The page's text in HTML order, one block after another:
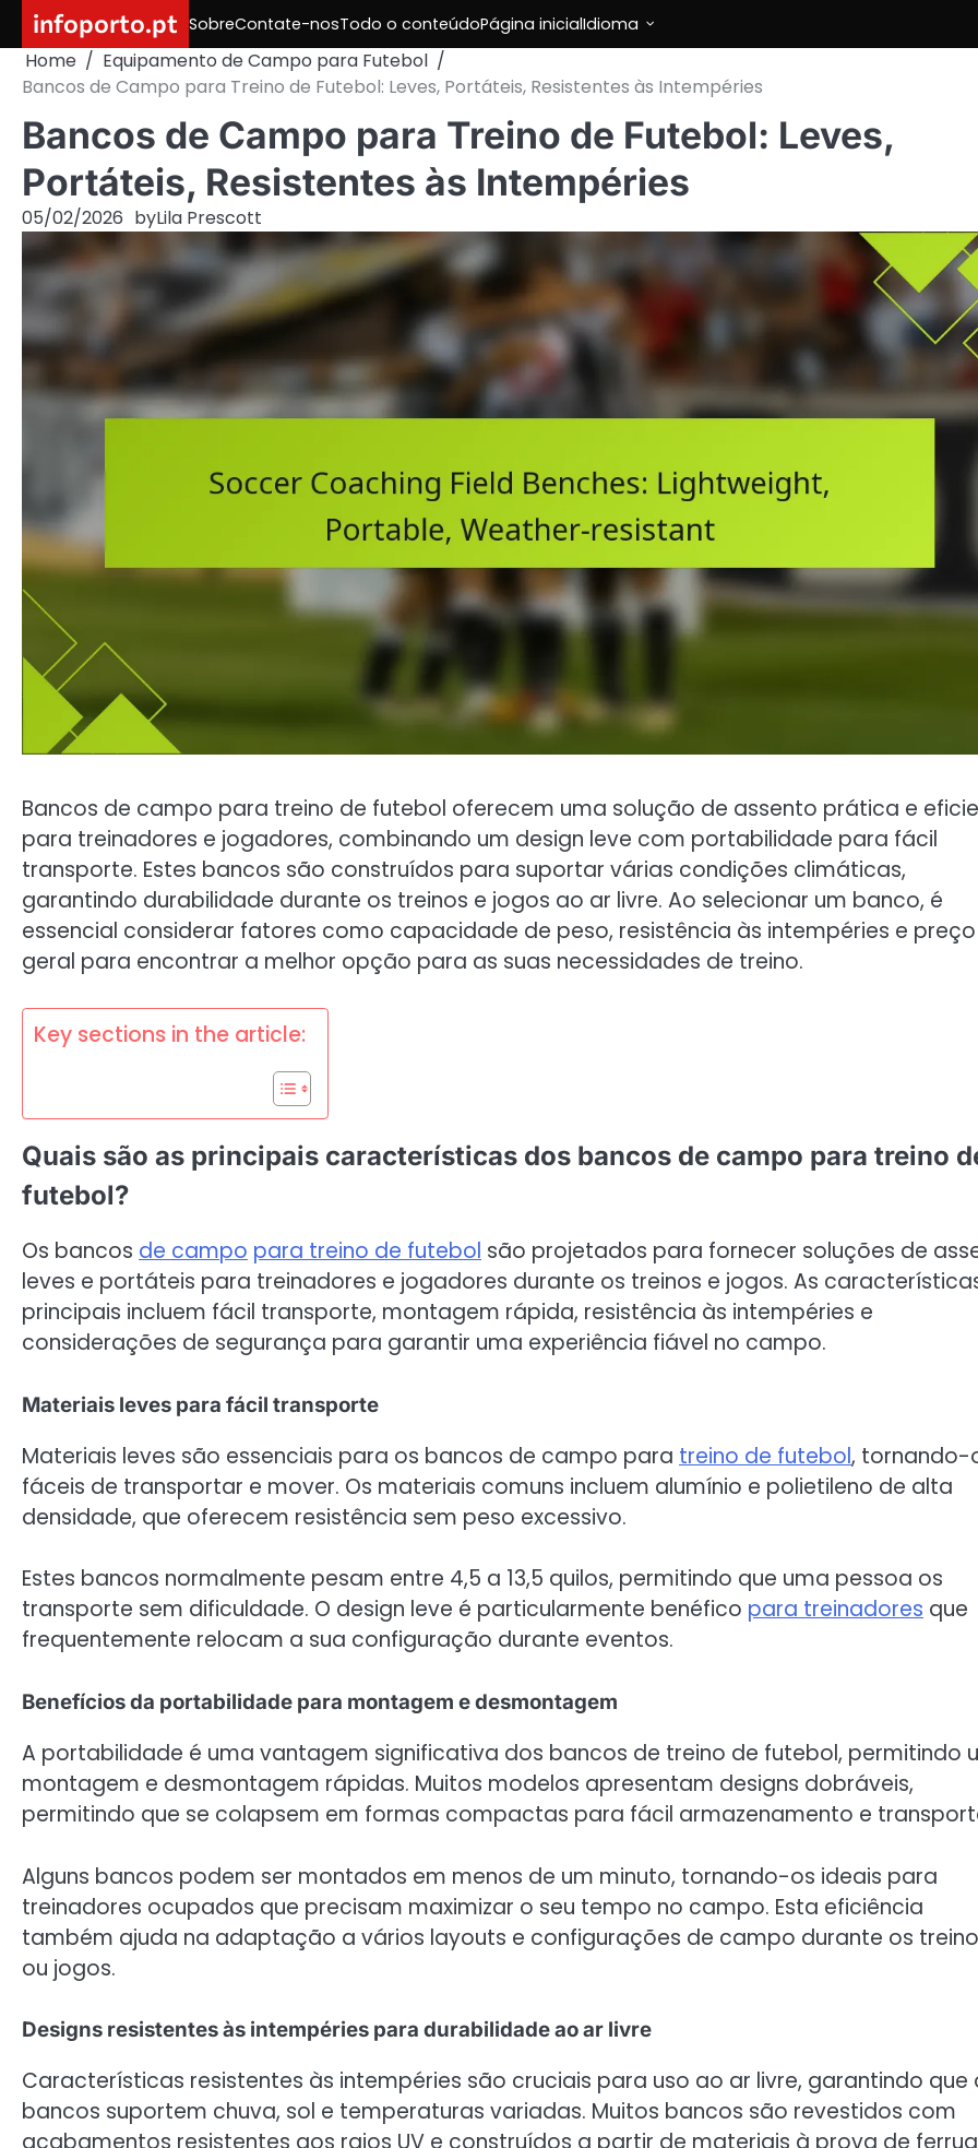
content
infoporto.pt SobreContate-nosTodo o conteúdoPágina inicialIdioma
Home
Equipamento de Campo para Futebol
Bancos de Campo para Treino de Futebol: Leves, Portáteis, Resistentes às Intempéries
Bancos de Campo para Treino de Futebol: Leves,
Portáteis, Resistentes às Intempéries
05/02/2026 byLila Prescott
Bancos de campo para treino de futebol oferecem uma solução de assento prática e
para treinadores e jogadores, combinando um design leve com portabilidade para fácil
transporte. Estes bancos são construídos para suportar várias condições climáticas,
garantindo durabilidade durante os treinos e jogos ao ar livre. Ao selecionar um banco, é
essencial considerar fatores como capacidade de peso, resistência às intempéries e preço
geral para encontrar a melhor opção para as suas necessidades de treino.
Key sections in the article:
Quais são as principais características dos bancos de campo para treino
futebol?
Os bancos de campo para treino de futebol são projetados para fornecer soluções de
leves e portáteis para treinadores e jogadores durante os treinos e jogos. As
principais incluem fácil transporte, montagem rápida, resistência às intempéries e
considerações de segurança para garantir uma experiência fiável no campo.
Materiais leves para fácil transporte
Materiais leves são essenciais para os bancos de campo para treino de futebol, tornando-
fáceis de transportar e mover. Os materiais comuns incluem alumínio e polietileno de alta
densidade, que oferecem resistência sem peso excessivo.
Estes bancos normalmente pesam entre 4,5 a 13,5 quilos, permitindo que uma pessoa os
transporte sem dificuldade. O design leve é particularmente benéfico para treinadores que
frequentemente relocam a sua configuração durante eventos.
Benefícios da portabilidade para montagem e desmontagem
A portabilidade é uma vantagem significativa dos bancos de treino de futebol, permitindo
montagem e desmontagem rápidas. Muitos modelos apresentam designs dobráveis,
permitindo que se colapsem em formas compactas para fácil armazenamento e
Alguns bancos podem ser montados em menos de um minuto, tornando-os ideais para
treinadores ocupados que precisam maximizar o seu tempo no campo. Esta eficiência
também ajuda na adaptação a vários layouts e configurações de campo durante os
ou jogos.
Designs resistentes às intempéries para durabilidade ao ar livre
Características resistentes às intempéries são cruciais para uso ao ar livre, garantindo que
bancos suportem chuva, sol e temperaturas variadas. Muitos bancos são revestidos com